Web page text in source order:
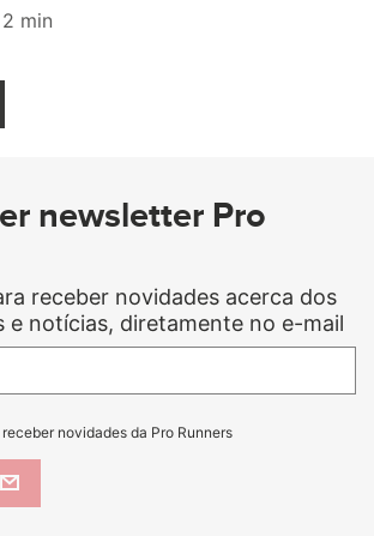
2 min
newsletter Pro
receber novidades acerca dos
e notícias, diretamente no e-mail
novidades da Pro Runners